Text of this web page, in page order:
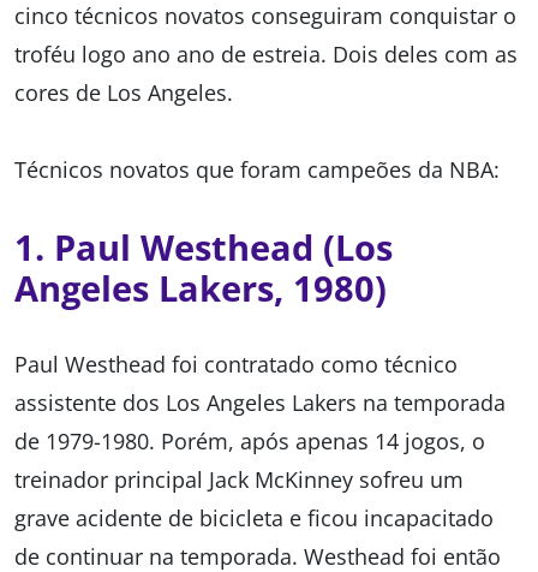
cinco técnicos novatos conseguiram conquistar o
troféu logo ano ano de estreia. Dois deles com as
cores de Los Angeles.
Técnicos novatos que foram campeões da NBA:
1. Paul Westhead (Los
Angeles Lakers, 1980)
Paul Westhead foi contratado como técnico
assistente dos Los Angeles Lakers na temporada
de 1979-1980. Porém, após apenas 14 jogos, o
treinador principal Jack McKinney sofreu um
grave acidente de bicicleta e ficou incapacitado
de continuar na temporada. Westhead foi então